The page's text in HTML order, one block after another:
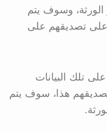
وسوف يتم
تصديقهم على
تلك البيانات
هذا، سوف يتم